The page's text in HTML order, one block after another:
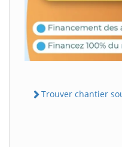
Trouver chantier